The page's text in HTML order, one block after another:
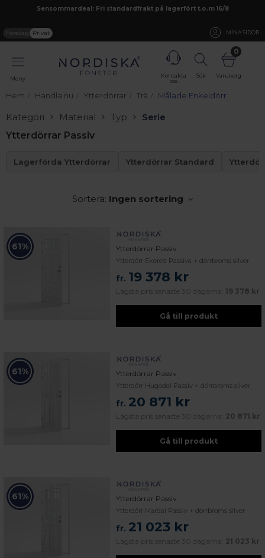
Sensommardeal: Fri standardfrakt på lagerfört t.o.m 16/8
Företag Privat MINA SIDOR
Meny
fokus på kvalitet, omtanke och djup kompetens.
Kontakta
oss
Sök
0
Varukorg
Hem Handla nu Ytterdörrar Trä Målade Enkeldörr
Kategori Material Typ
Serie
Ytterdörrar Passiv
Lagerförda Ytterdörrar Ytterdörrar Standard
Sortera: Ingen sortering
61% Ytterdörrar Passiv
Ytterdörr Ekered Passiva + dörrbroms silver
fr. 19 378 kr
Lägsta pris senaste 30 dagarna: 19 378 kr
Gå till produkt
61% Ytterdörrar Passiv
Ytterdörr Hugodal Passiv + dörrbroms silver
fr. 20 871 kr
Lägsta pris senaste 30 dagarna: 20 871 kr
Gå till produkt
61% Ytterdörrar Passiv
Ytterdörr Mardal Passiv + dörrbroms silver
fr. 21 023 kr
Lägsta pris senaste 30 dagarna: 21 023 kr